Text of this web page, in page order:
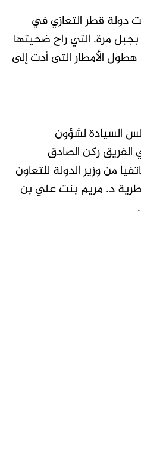
دولة قطر التعازي في
مرة. التي راح ضحيتها
الأمطار التى أدت إلى
السيادة لشؤون
الفريق ركن الصادق
من وزير الدولة للتعاون
د. مريم بنت علي بن